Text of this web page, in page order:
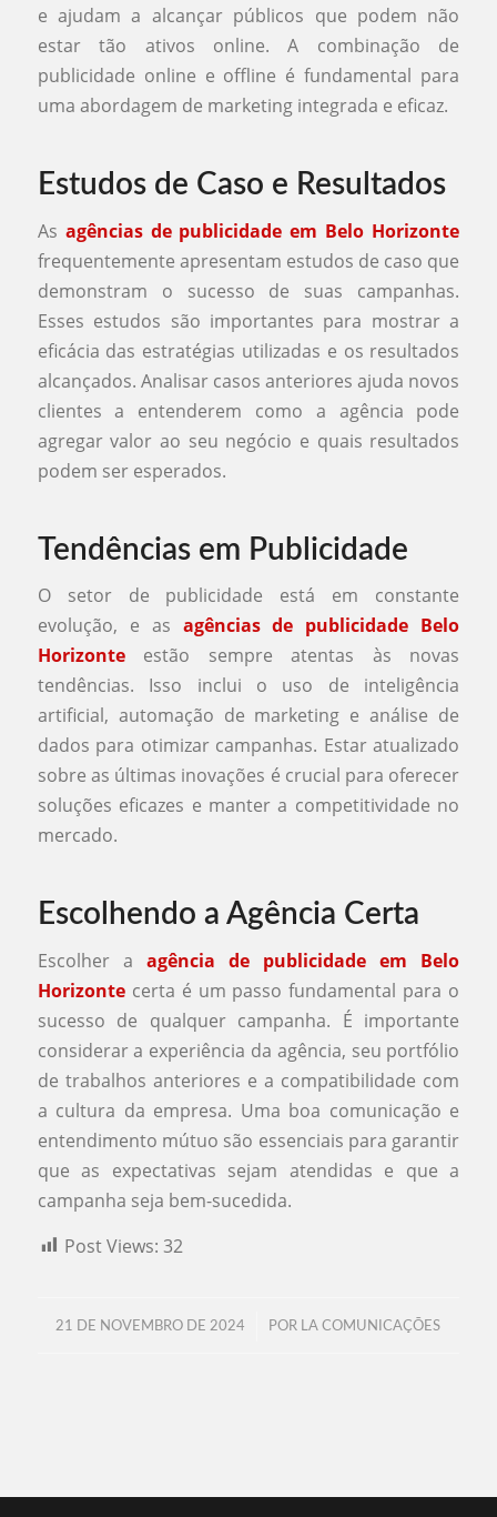
e ajudam a alcançar públicos que podem não
estar tão ativos online. A combinação de
publicidade online e offline é fundamental para
uma abordagem de marketing integrada e eficaz.
Estudos de Caso e Resultados
As agências de publicidade em Belo Horizonte
frequentemente apresentam estudos de caso que
demonstram o sucesso de suas campanhas.
Esses estudos são importantes para mostrar a
eficácia das estratégias utilizadas e os resultados
alcançados. Analisar casos anteriores ajuda novos
clientes a entenderem como a agência pode
agregar valor ao seu negócio e quais resultados
podem ser esperados.
Tendências em Publicidade
O setor de publicidade está em constante
evolução, e as agências de publicidade Belo
Horizonteestão sempre atentas às novas
tendências. Isso inclui o uso de inteligência
artificial, automação de marketing e análise de
dados para otimizar campanhas. Estar atualizado
sobre as últimas inovações é crucial para oferecer
soluções eficazes e manter a competitividade no
mercado.
Escolhendo a Agência Certa
Escolher a agência de publicidade em Belo
Horizontecerta é um passo fundamental para o
sucesso de qualquer campanha. É importante
considerar a experiência da agência, seu portfólio
de trabalhos anteriores e a compatibilidade com
a cultura da empresa. Uma boa comunicação e
entendimento mútuo são essenciais para garantir
que as expectativas sejam atendidas e que a
campanha seja bem-sucedida.
Post Views: 32
21 DE NOVEMBRO DE 2024
/ POR LA COMUNICAÇÕES